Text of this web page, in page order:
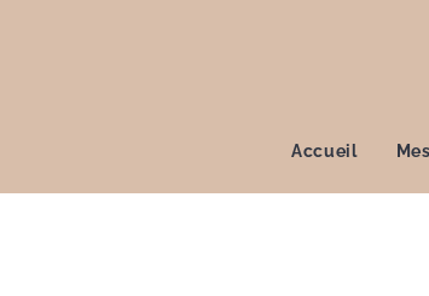
Accueil